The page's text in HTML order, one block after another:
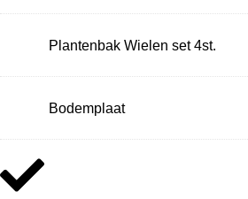
Plantenbak Wielen set 4st.
Bodemplaat